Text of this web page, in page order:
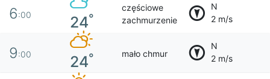
6:00 24°
częściowe
zachmurzenie
N
2 m/s
9:00 24° mało chmur
N
2 m/s